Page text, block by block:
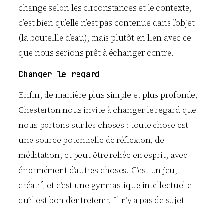
change selon les circonstances et le contexte,
c’est bien qu’elle n’est pas contenue dans l’objet
(la bouteille d’eau), mais plutôt en lien avec ce
que nous serions prêt à échanger contre.
Changer le regard
Enfin, de manière plus simple et plus profonde,
Chesterton nous invite à changer le regard que
nous portons sur les choses : toute chose est
une source potentielle de réflexion, de
méditation, et peut-être reliée en esprit, avec
énormément d’autres choses. C’est un jeu,
créatif, et c’est une gymnastique intellectuelle
qu’il est bon d’entretenir. Il n’y a pas de sujet